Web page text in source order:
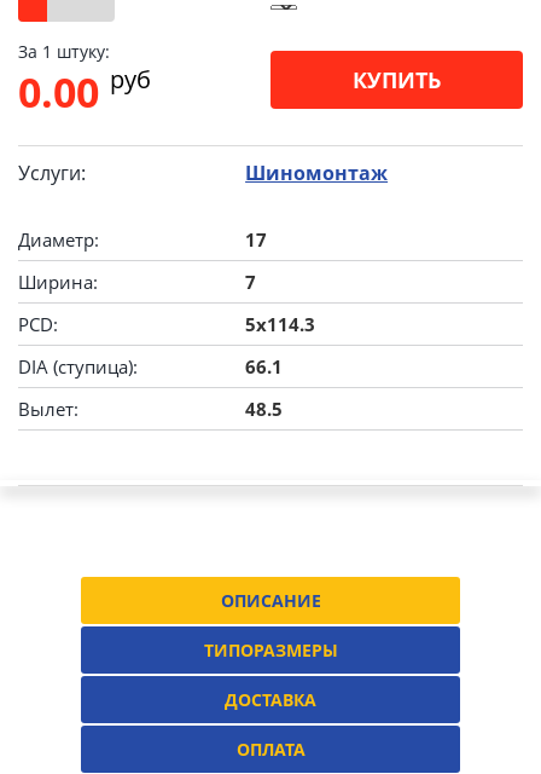
За 1 штуку:
0.00 pуб КУПИТЬ
Услуги: Шиномонтаж
Диаметр:
17
Ширина:
7
PCD:
5x114.3
DIA (ступица):
66.1
Вылет:
48.5
ОПИСАНИЕ
ТИПОРАЗМЕРЫ
ДОСТАВКА
ОПЛАТА